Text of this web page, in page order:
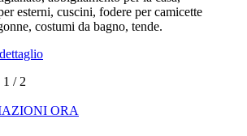
esterni, cuscini, fodere per camicette
costumi da bagno, tende.
dettaglio
1 / 2
ORA